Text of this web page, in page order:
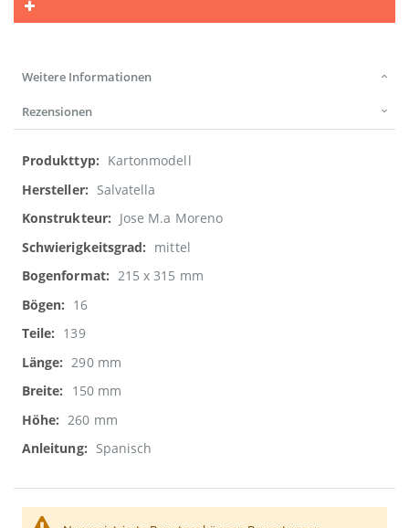
Weitere Informationen
Rezensionen
Weitere
Informationen
Kartonmodell
Salvatella
Jose M.a Moreno
mittel
215 x 315 mm
16
139
290 mm
150 mm
260 mm
Spanisch